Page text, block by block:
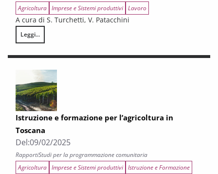
Agricoltura Imprese e Sistemi produttivi Lavoro
A cura di S. Turchetti, V. Patacchini
Leggi...
Cambiamenti strutturali del lavoro agricolo in Toscana
Istruzione e formazione per l’agricoltura in
Toscana
Del:09/02/2025
RapportiStudi per la programmazione comunitaria
Agricoltura Imprese e Sistemi produttivi Istruzione e Formazione